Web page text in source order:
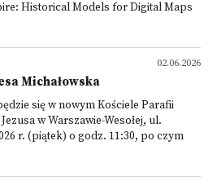
Historical Models for Digital Maps
02.06.2026
Michałowska
się w nowym Kościele Parafii
w Warszawie-Wesołej, ul.
r. (piątek) o godz. 11:30, po czym